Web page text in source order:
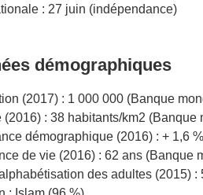
: 27 juin (indépendance)
démographiques
(2017) : 1 000 000 (Banque
(2016) : 38 habitants/km2 (Banque
démographique (2016) : + 1,6
de vie (2016) : 62 ans (Banque
des adultes (2015) :